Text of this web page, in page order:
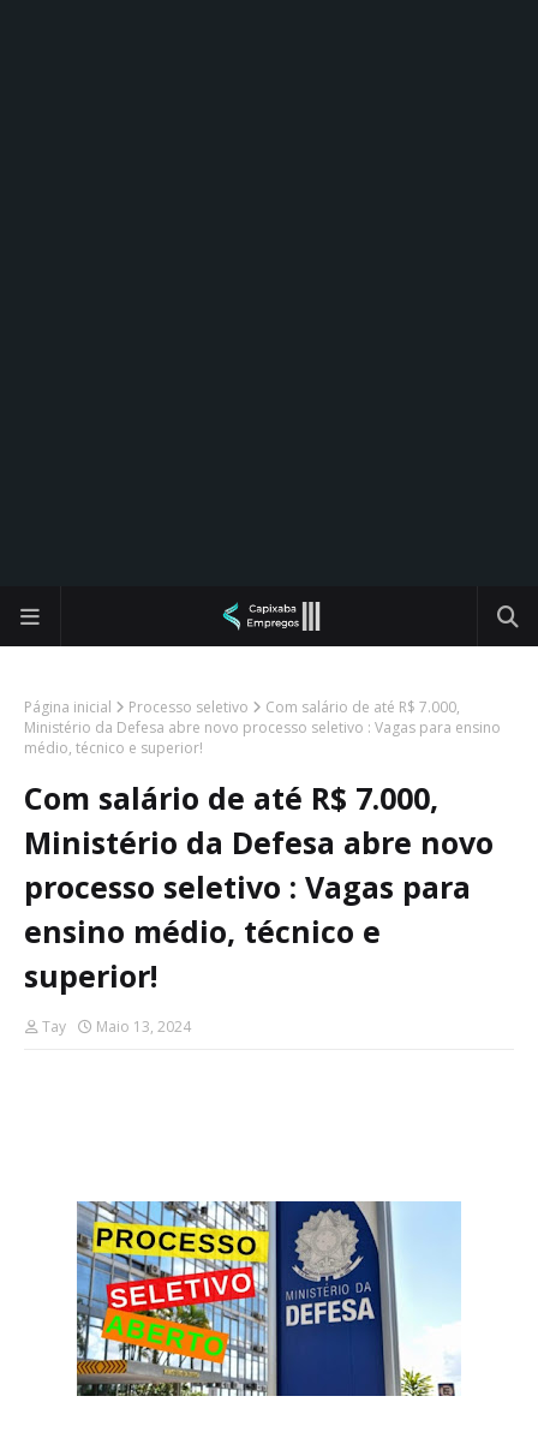
Página inicial Processo seletivo
Com salário de até R$ 7.000,
Ministério da Defesa abre novo processo seletivo : Vagas para ensino
médio, técnico e superior!
Com salário de até R$ 7.000,
Ministério da Defesa abre novo
processo seletivo : Vagas para
ensino médio, técnico e
superior!
Tay Maio 13, 2024